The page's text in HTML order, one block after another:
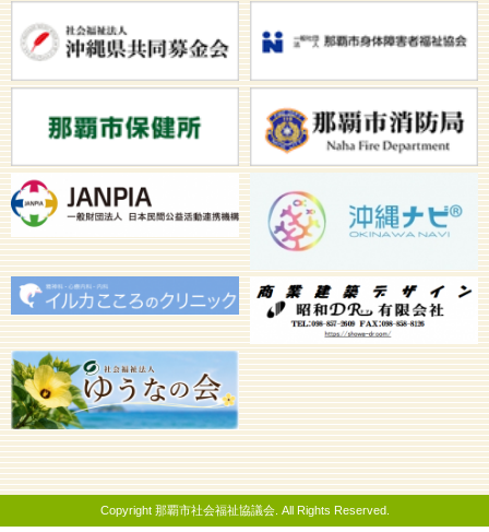
Copyright 那覇市社会福祉協議会. All Rights Reserved.